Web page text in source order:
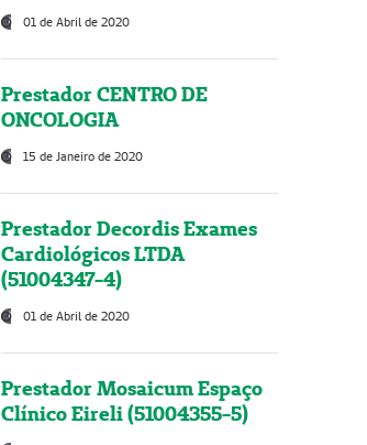
01 de Abril de 2020
Prestador CENTRO DE
ONCOLOGIA
15 de Janeiro de 2020
Prestador Decordis Exames
Cardiológicos LTDA
(51004347-4)
01 de Abril de 2020
Prestador Mosaicum Espaço
Clínico Eireli (51004355-5)